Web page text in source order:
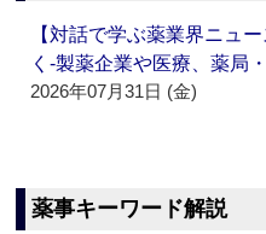
【対話で学ぶ薬業界ニュ
く‐製薬企業や医療、薬局
2026年07月31日 (金)
薬事キーワード解説